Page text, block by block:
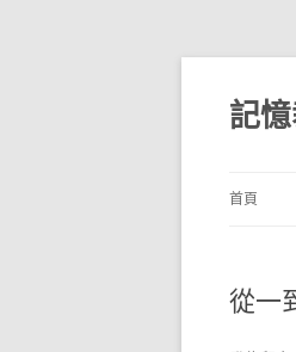
跳
主
要
內
記
首頁
從一